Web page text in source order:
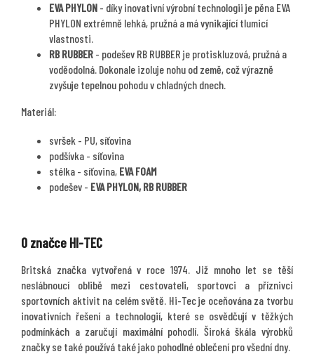
EVA PHYLON - díky inovativní výrobní technologii je pěna EVA
PHYLON extrémně lehká, pružná a má vynikající tlumicí
vlastnosti.
RB RUBBER - podešev RB RUBBER je protiskluzová, pružná a
voděodolná. Dokonale izoluje nohu od země, což výrazně
zvyšuje tepelnou pohodu v chladných dnech.
Materiál:
svršek - PU, síťovina
podšívka - síťovina
stélka - síťovina, EVA FOAM
podešev - EVA PHYLON, RB RUBBER
O značce HI-TEC
Britská značka vytvořená v roce 1974. Již mnoho let se těší
neslábnoucí oblibě mezi cestovateli, sportovci a příznivci
sportovních aktivit na celém světě. Hi-Tec je oceňována za tvorbu
inovativních řešení a technologií, které se osvědčují v těžkých
podmínkách a zaručují maximální pohodlí. Široká škála výrobků
značky se také používá také jako pohodlné oblečení pro všední dny.